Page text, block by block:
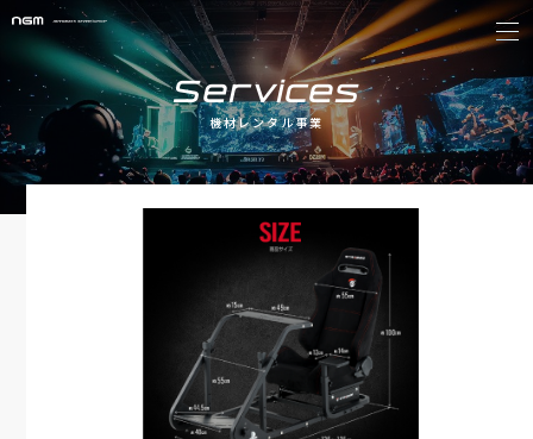
Services
機材レンタル事業